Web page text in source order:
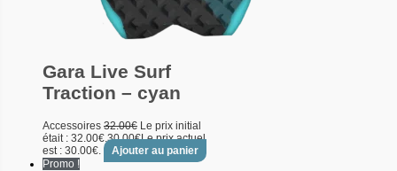
Gara Live Surf
Traction – cyan
Accessoires 32.00€ Le prix initial
était : 32.00€. 30.00€Le prix actuel
est : 30.00€.
Ajouter au panier
Promo !